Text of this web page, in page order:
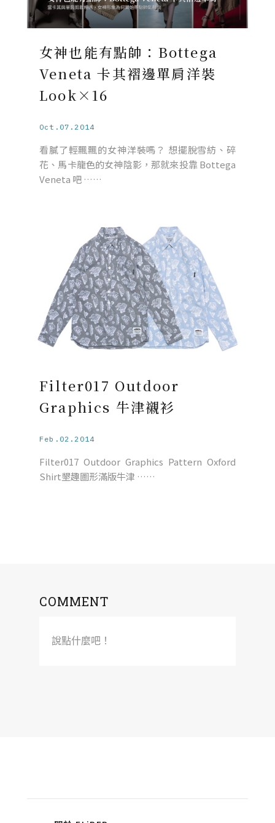
女神也能有點帥：Bottega
Veneta 卡其褶邊單肩洋裝
Look×16
Oct.07.2014
看膩了輕飄飄的女神洋裝嗎？ 想擺脫雪紡、碎
花、馬卡龍色的女神陰影，那就來投靠 Bottega
Veneta 吧 ……
Filter017 Outdoor
Graphics 牛津襯衫
Feb.02.2014
Filter017 Outdoor Graphics Pattern Oxford
Shirt墾趣圖形滿版牛津 ……
COMMENT
說點什麼吧！